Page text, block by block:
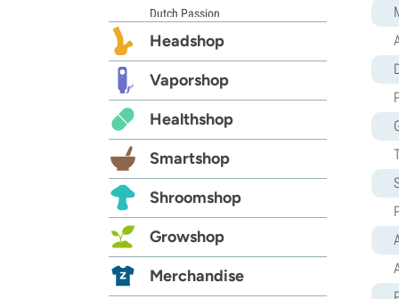
Dutch Passion
Elite Seeds
Exotic Seed
Expert Seeds
FastBuds
Female Seeds
French Touch Seeds
Garden of Green
GeneSeeds
G13 Labs
Grass-O-Matic
Headshop
Vaporshop
Healthshop
Smartshop
Shroomshop
Growshop
Merchandise